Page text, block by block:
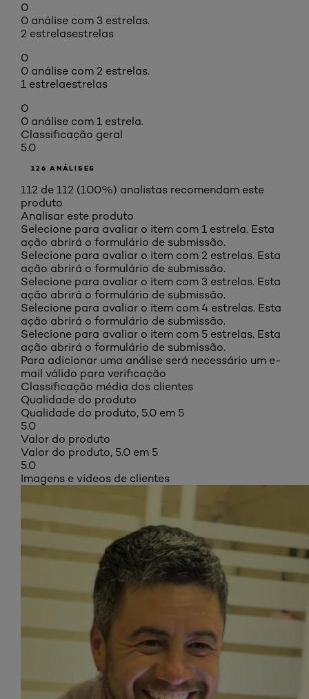
0
0 análise com 3 estrelas.
2 estrelasestrelas
0
0 análise com 2 estrelas.
1 estrelaestrelas
0
0 análise com 1 estrela.
Classificação geral
5.0
126 ANÁLISES
112 de 112 (100%) analistas recomendam este
produto
Analisar este produto
Selecione para avaliar o item com 1 estrela. Esta
ação abrirá o formulário de submissão.
Selecione para avaliar o item com 2 estrelas. Esta
ação abrirá o formulário de submissão.
Selecione para avaliar o item com 3 estrelas. Esta
ação abrirá o formulário de submissão.
Selecione para avaliar o item com 4 estrelas. Esta
ação abrirá o formulário de submissão.
Selecione para avaliar o item com 5 estrelas. Esta
ação abrirá o formulário de submissão.
Para adicionar uma análise será necessário um e-
mail válido para verificação
Classificação média dos clientes
Qualidade do produto
Qualidade do produto, 5.0 em 5
5.0
Valor do produto
Valor do produto, 5.0 em 5
5.0
Imagens e vídeos de clientes